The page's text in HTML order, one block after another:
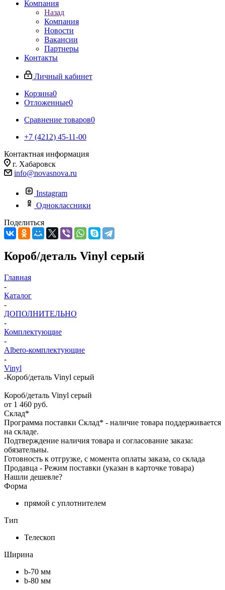
Компания
Назад
Компания
Новости
Вакансии
Партнеры
Контакты
Личный кабинет
Корзина0
Отложенные0
Сравнение товаров0
+7 (4212) 45-11-00
Контактная информация
г. Хабаровск
info@novasnova.ru
Instagram
Одноклассники
Поделиться
Короб/деталь Vinyl серый
Главная
-
Каталог
-
ДОПОЛНИТЕЛЬНО
-
Комплектующие
-
Albero-комплектующие
-
Vinyl
-Короб/деталь Vinyl серый
Короб/деталь Vinyl серый
от 1 460 руб.
Склад*
Программа поставки Склад* - наличие товара поддерживается
на складе.
Подтверждение наличия товара и согласование заказа:
обязательны.
Готовность к отгрузке, с момента оплаты заказа, со склада
Продавца - Режим поставки (указан в карточке товара)
Нашли дешевле?
Форма
прямой с уплотнителем
Тип
Телескоп
Ширина
b-70 мм
b-80 мм